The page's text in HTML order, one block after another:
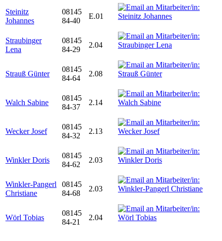
Steinitz
Johannes
08145
84-40
E.01
Straubinger
Lena
08145
84-29
2.04
Strauß Günter
08145
84-64
2.08
Walch Sabine
08145
84-37
2.14
Wecker Josef
08145
84-32
2.13
Winkler Doris
08145
84-62
2.03
Winkler-Pangerl
Christiane
08145
84-68
2.03
Wörl Tobias
08145
84-21
2.04